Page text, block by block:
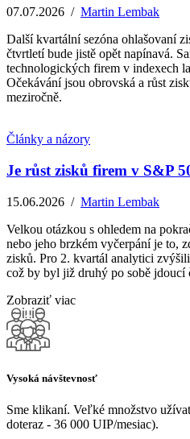
07.07.2026 / Martin Lembak
Další kvartální sezóna ohlašovaní
čtvrtletí bude jistě opět napínavá.
technologických firem v indexech
Očekávání jsou obrovská a růst
meziročně.
Články a názory
Je růst zisků firem v S&P
15.06.2026 / Martin Lembak
Velkou otázkou s ohledem na
nebo jeho brzkém vyčerpání je to,
zisků. Pro 2. kvartál analytici
což by byl již druhý po sobě jdoucí
Zobraziť viac
Vysoká návštevnosť
Sme klikaní. Veľké množstvo
doteraz - 36 000 UIP/mesiac).